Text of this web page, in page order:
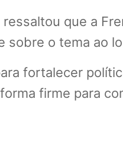
que a
sobre o tema ao
fortalecer
firme para